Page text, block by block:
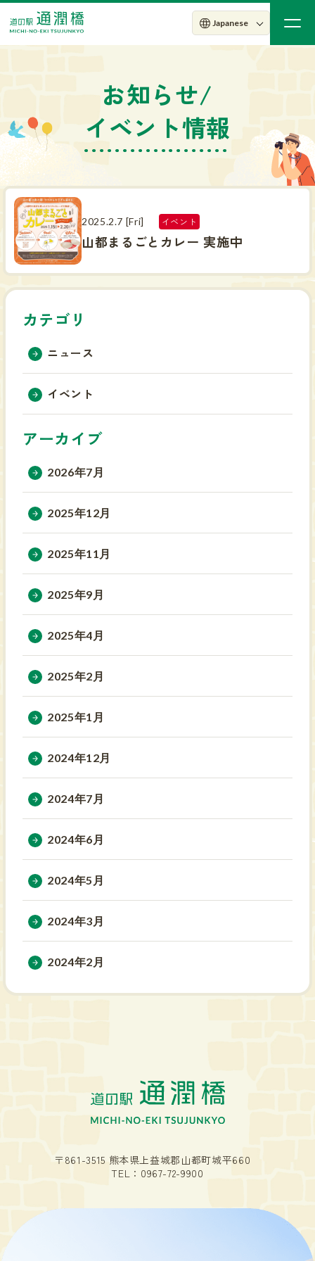
お知らせ/
イベント情報
2025.2.7 [Fri] イベント
山都まるごとカレー 実施中
カテゴリ
ニュース
イベント
アーカイブ
2026年7月
2025年12月
2025年11月
2025年9月
2025年4月
2025年2月
2025年1月
2024年12月
2024年7月
2024年6月
2024年5月
2024年3月
2024年2月
〒861-3515 熊本県上益城郡山都町城平660
TEL： 0967-72-9900